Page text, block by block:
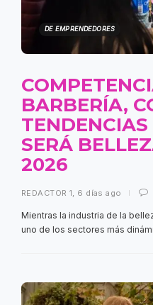
DE EMPRENDEDORES
BARBERÍA,
SERÁ
2026
REDACTOR 1, 6 días ago
Mientras la industria de la
uno de los sectores más